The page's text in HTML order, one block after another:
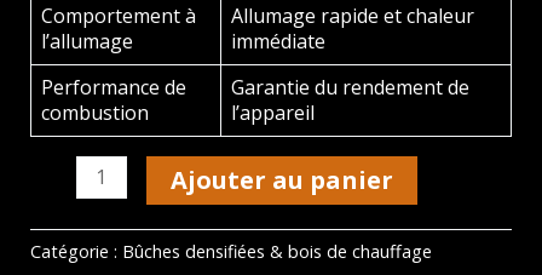
Comportement à
l’allumage
Allumage rapide et chaleur
immédiate
Performance de
combustion
Garantie du rendement de
l’appareil
quantité
bûche
Ajouter au panier
Catégorie : Bûches densifiées & bois de chauffage